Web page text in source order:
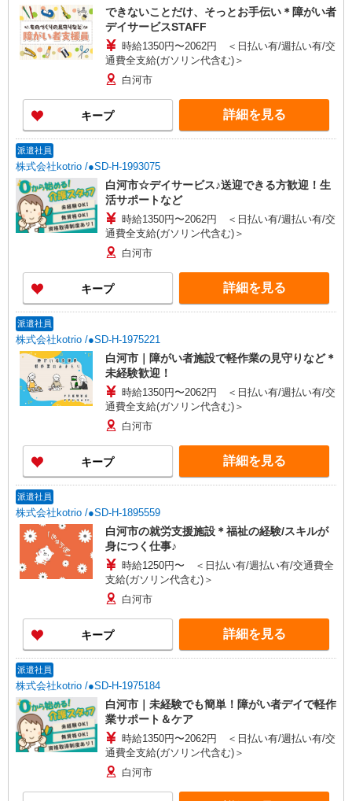
できないことだけ、そっとお手伝い＊障がい者
デイサービスSTAFF
時給1350円〜2062円 ＜日払い有/週払い有/交
通費全支給(ガソリン代含む)＞
白河市
キープ 詳細を見る
派遣社員
株式会社kotrio /●SD-H-1993075
白河市☆デイサービス♪送迎できる方歓迎！生
活サポートなど
時給1350円〜2062円 ＜日払い有/週払い有/交
通費全支給(ガソリン代含む)＞
白河市
キープ 詳細を見る
派遣社員
株式会社kotrio /●SD-H-1975221
白河市｜障がい者施設で軽作業の見守りなど＊
未経験歓迎！
時給1350円〜2062円 ＜日払い有/週払い有/交
通費全支給(ガソリン代含む)＞
白河市
キープ 詳細を見る
派遣社員
株式会社kotrio /●SD-H-1895559
白河市の就労支援施設＊福祉の経験/スキルが
身につく仕事♪
時給1250円〜 ＜日払い有/週払い有/交通費全
支給(ガソリン代含む)＞
白河市
キープ 詳細を見る
派遣社員
株式会社kotrio /●SD-H-1975184
白河市｜未経験でも簡単！障がい者デイで軽作
業サポート＆ケア
時給1350円〜2062円 ＜日払い有/週払い有/交
通費全支給(ガソリン代含む)＞
白河市